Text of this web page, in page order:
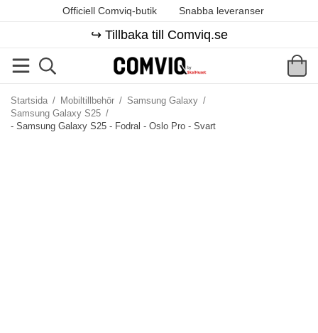
Officiell Comviq-butik Snabba leveranser
↪️ Tillbaka till Comviq.se
Startsida / Mobiltillbehör / Samsung Galaxy /
Samsung Galaxy S25 /
- Samsung Galaxy S25 - Fodral - Oslo Pro - Svart